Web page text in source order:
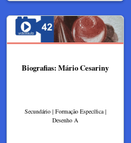
Biografias: Mário Cesariny
Secundário | Formação Específica |
Desenho A